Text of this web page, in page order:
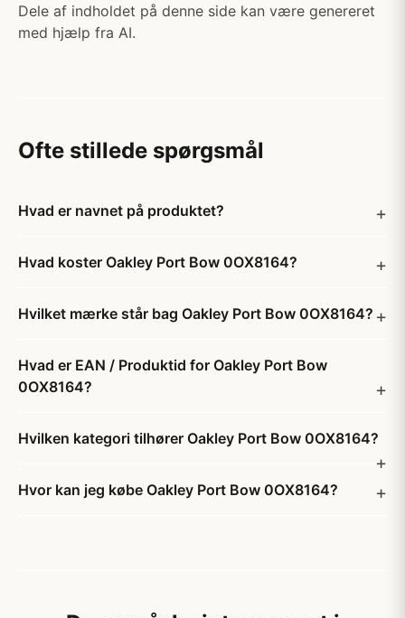
Dele af indholdet på denne side kan være genereret
med hjælp fra AI.
Ofte stillede spørgsmål
Hvad er navnet på produktet?
Hvad koster Oakley Port Bow 0OX8164?
Hvilket mærke står bag Oakley Port Bow 0OX8164?
Hvad er EAN / Produktid for Oakley Port Bow
0OX8164?
Hvilken kategori tilhører Oakley Port Bow 0OX8164?
Hvor kan jeg købe Oakley Port Bow 0OX8164?